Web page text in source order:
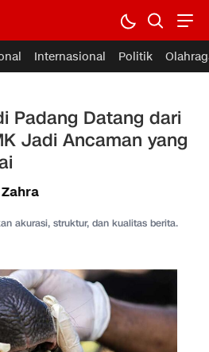
Internasional Politik
Padang Datang dari
Jadi Ancaman yang
akurasi, struktur, dan kualitas berita.